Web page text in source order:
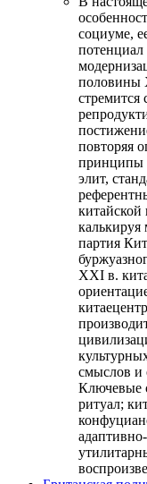
социуме,
половины
повторяя
принципы
элит,
китайской
партия
ХХI в.
смыслов и
Ключевые
ритуал;